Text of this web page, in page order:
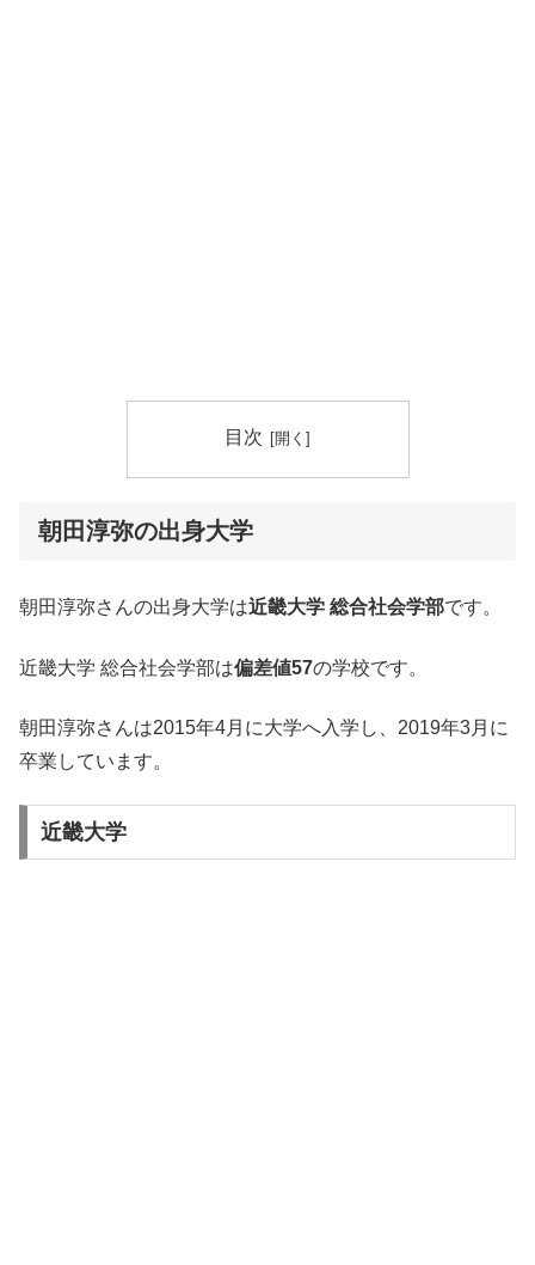
目次
朝田淳弥の出身大学
朝田淳弥さんの出身大学は近畿大学 総合社会学部です。
近畿大学 総合社会学部は偏差値57の学校です。
朝田淳弥さんは2015年4月に大学へ入学し、2019年3月に
卒業しています。
近畿大学